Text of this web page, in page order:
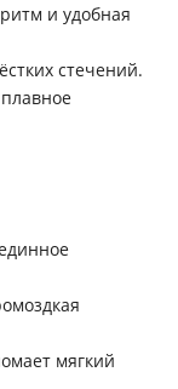
и удобная
стечений.
мягкий